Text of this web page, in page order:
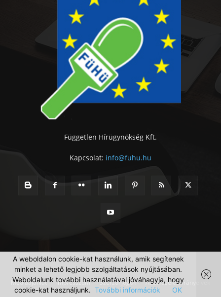
Független Hírügynökség Kft.
Kapcsolat: info@fuhu.hu
Médiaajánlat Impresszum Szerzői jogok Adatkezelési irányelvek
A weboldalon cookie-kat használunk, amik segítenek
minket a lehető legjobb szolgáltatások nyújtásában.
Weboldalunk további használatával jóváhagyja, hogy
cookie-kat használjunk. További információk OK